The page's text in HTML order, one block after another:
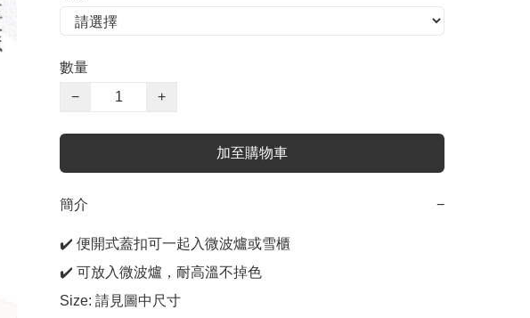
數量
−
+
加至購物車
簡介 −
✔️ 便開式蓋扣可一起入微波爐或雪櫃
✔️ 可放入微波爐，耐高溫不掉色
Size: 請見圖中尺寸